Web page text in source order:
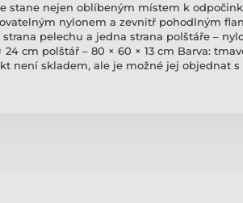
stane nejen oblíbeným místem k
nylonem a zevnitř pohodlným
pelechu a jedna strana polštáře –
cm polštář – 80 × 60 × 13 cm Barva:
není skladem, ale je možné jej objednat